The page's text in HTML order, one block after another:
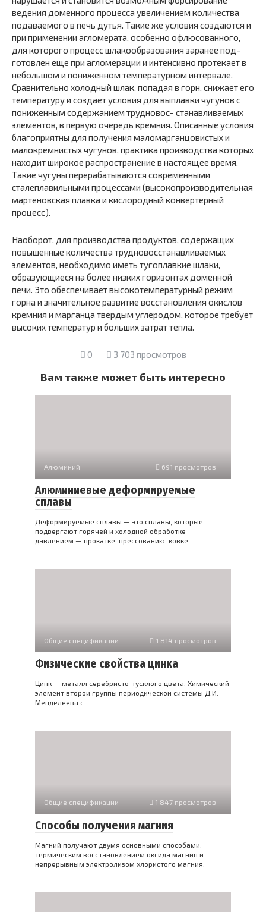
ведения доменного про­цесса увеличением количества
подаваемого в печь дутья. Такие же условия создаются и
при применении агломерата, особенно офлю­сованного,
для которого процесс шлакообразования заранее под­
готовлен еще при агломерации и интенсивно протекает в
небольшом и пониженном температурном интервале.
Сравнительно холодный шлак, попадая в горн, снижает его
температуру и создает условия для выплавки чугунов с
пониженным содержанием трудновос- станавливаемых
элементов, в первую очередь кремния. Описанные условия
благоприятны для получения маломарганцовистых и
малокремнистых чугунов, практика производства которых
на­ходит широкое распространение в настоящее время.
Такие чугуны перерабатываются современными
сталеплавильными процессами (высокопроизводительная
мартеновская плавка и кисло­родный конвертерный
процесс).
Наоборот, для производства продуктов, содержащих
повышен­ные количества трудновосстанавливаемых
элементов, необходимо иметь тугоплавкие шлаки,
образующиеся на более низких гори­зонтах доменной
печи. Это обеспечивает высокотемпературный режим
горна и значительное развитие восстановления окислов
кремния и марганца твердым углеродом, которое требует
высоких температур и больших затрат тепла.
0 3 703 просмотров
Вам также может быть интересно
Алюминий 691 просмотров
Алюминиевые деформируемые
сплавы
Деформируемые сплавы — это сплавы, которые
подвергают горячей и холодной обработке
давлением — прокатке, прессованию, ковке
Общие спецификации 1 814 просмотров
Физические свойства цинка
Цинк — металл серебристо-тусклого цвета. Химический
элемент второй группы периодической системы Д.И.
Менделеева с
Общие спецификации 1 847 просмотров
Способы получения магния
Магний получают двумя основными способами:
термическим восстановлением оксида магния и
непрерывным электролизом хлористого магния.